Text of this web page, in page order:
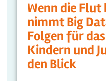
Wenn die
nimmt Big
Folgen für
Kindern und
den Blick